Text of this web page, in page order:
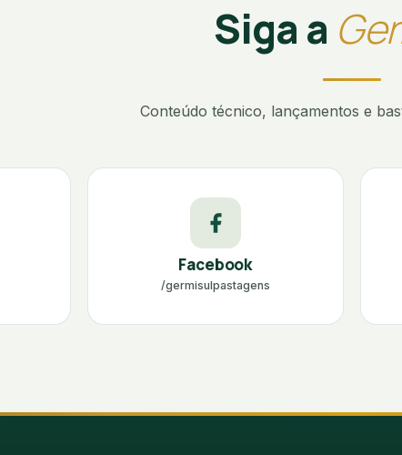
Siga a
Conteúdo técnico, lançamentos e
Facebook
/germisulpastagens